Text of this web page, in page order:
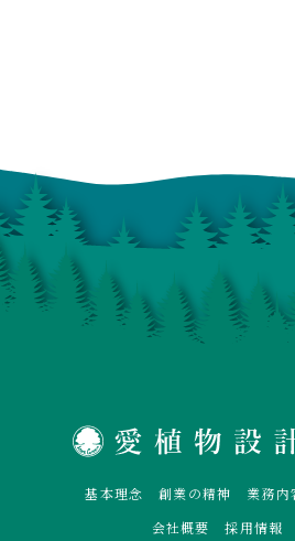
基本理念 創業の精神 業務内
会社概要
採用情報